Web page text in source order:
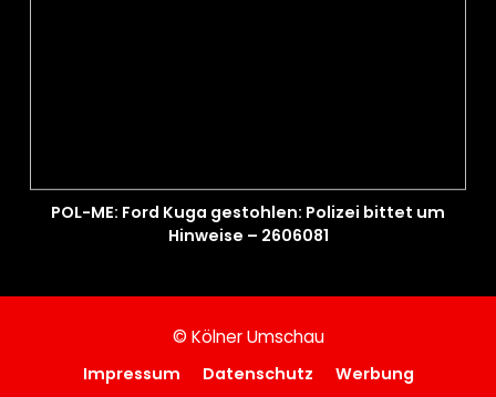
POL-ME: Ford Kuga gestohlen: Polizei bittet um
Hinweise – 2606081
© Kölner Umschau
Impressum Datenschutz Werbung